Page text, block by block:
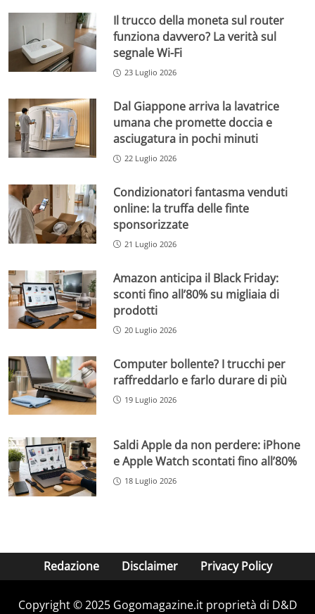
Il trucco della moneta sul router
funziona davvero? La verità sul
segnale Wi-Fi
23 Luglio 2026
Dal Giappone arriva la lavatrice
umana che promette doccia e
asciugatura in pochi minuti
22 Luglio 2026
Condizionatori fantasma venduti
online: la truffa delle finte
sponsorizzate
21 Luglio 2026
Amazon anticipa il Black Friday:
sconti fino all’80% su migliaia di
prodotti
20 Luglio 2026
Computer bollente? I trucchi per
raffreddarlo e farlo durare di più
19 Luglio 2026
Saldi Apple da non perdere: iPhone
e Apple Watch scontati fino all’80%
18 Luglio 2026
Redazione Disclaimer Privacy Policy
Copyright © 2025 Gogomagazine.it proprietà di D&D